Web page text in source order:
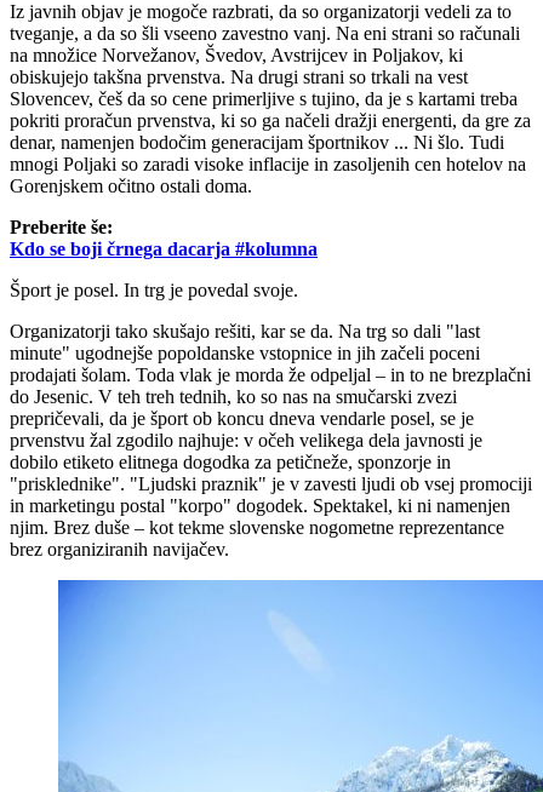
Iz javnih objav je mogoče razbrati, da so organizatorji vedeli za to
tveganje, a da so šli vseeno zavestno vanj. Na eni strani so računali
na množice Norvežanov, Švedov, Avstrijcev in Poljakov, ki
obiskujejo takšna prvenstva. Na drugi strani so trkali na vest
Slovencev, češ da so cene primerljive s tujino, da je s kartami treba
pokriti proračun prvenstva, ki so ga načeli dražji energenti, da gre za
denar, namenjen bodočim generacijam športnikov ... Ni šlo. Tudi
mnogi Poljaki so zaradi visoke inflacije in zasoljenih cen hotelov na
Gorenjskem očitno ostali doma.
Preberite še:
Kdo se boji črnega dacarja #kolumna
Šport je posel. In trg je povedal svoje.
Organizatorji tako skušajo rešiti, kar se da. Na trg so dali "last
minute" ugodnejše popoldanske vstopnice in jih začeli poceni
prodajati šolam. Toda vlak je morda že odpeljal – in to ne brezplačni
do Jesenic. V teh treh tednih, ko so nas na smučarski zvezi
prepričevali, da je šport ob koncu dneva vendarle posel, se je
prvenstvu žal zgodilo najhuje: v očeh velikega dela javnosti je
dobilo etiketo elitnega dogodka za petičneže, sponzorje in
"prisklednike". "Ljudski praznik" je v zavesti ljudi ob vsej promociji
in marketingu postal "korpo" dogodek. Spektakel, ki ni namenjen
njim. Brez duše – kot tekme slovenske nogometne reprezentance
brez organiziranih navijačev.